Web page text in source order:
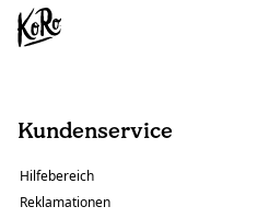
Kundenservice
Hilfebereich
Reklamationen